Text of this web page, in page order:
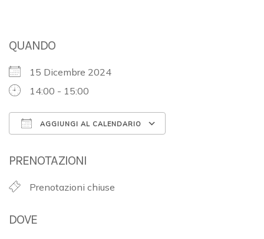
QUANDO
15 Dicembre 2024
14:00 - 15:00
AGGIUNGI AL CALENDARIO
PRENOTAZIONI
Prenotazioni chiuse
DOVE